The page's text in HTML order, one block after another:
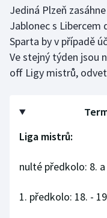
Jediná Plzeň
Jablonec s Libercem
Sparta by v případě
Ve stejný týden jsou
off Ligy mistrů,
Liga mistrů:
nulté předkolo: 8.
1. předkolo: 18. -